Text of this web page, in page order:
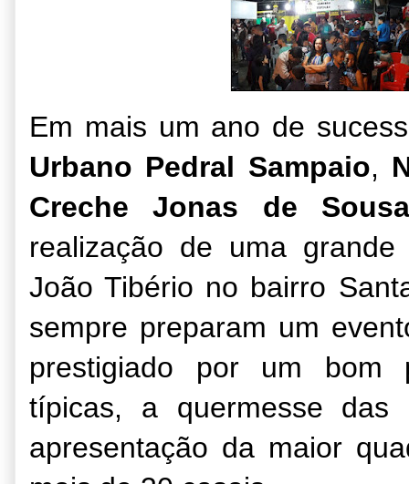
Em mais um ano de
Urbano Pedral Sampaio,
Creche Jonas de
realização de uma
João Tibério no bairro
sempre preparam um
prestigiado por um bom
típicas, a quermesse
apresentação da maior